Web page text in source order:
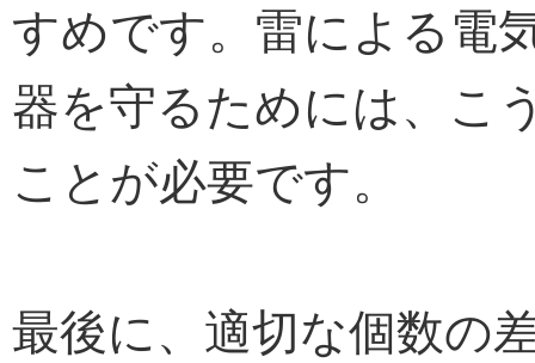
すめです。雷による電
器を守るためには、こ
ことが必要です。
最後に、適切な個数の